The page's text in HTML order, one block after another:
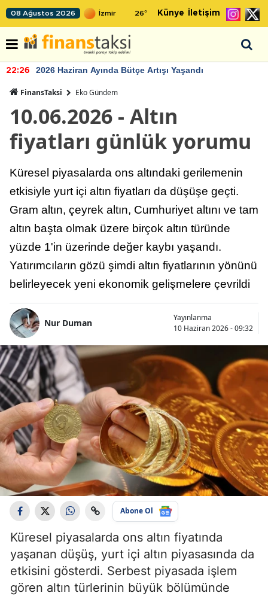
08 Ağustos 2026 26° Künye İletişim
22:26 2026 Haziran Ayında Bütçe Artışı Yaşandı
FinansTaksi Eko Gündem
10.06.2026 - Altın
fiyatları günlük yorumu
Küresel piyasalarda ons altındaki gerilemenin
etkisiyle yurt içi altın fiyatları da düşüşe geçti.
Gram altın, çeyrek altın, Cumhuriyet altını ve tam
altın başta olmak üzere birçok altın türünde
yüzde 1'in üzerinde değer kaybı yaşandı.
Yatırımcıların gözü şimdi altın fiyatlarının yönünü
belirleyecek yeni ekonomik gelişmelere çevrildi
Nur Duman
Yayınlanma
10 Haziran 2026 - 09:32
Abone Ol
Küresel piyasalarda ons altın fiyatında
yaşanan düşüş, yurt içi altın piyasasında da
etkisini gösterdi. Serbest piyasada işlem
gören altın türlerinin büyük bölümünde